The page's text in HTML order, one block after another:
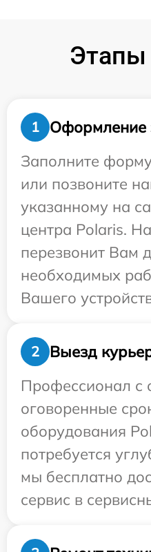
Этапы
1
Оформление
Заполните
или позвоните
указанному на
центра Polaris.
перезвонит Вам
необходимых
Вашего
2
Выезд
Профессионал с
оговоренные
оборудования
потребуется
мы бесплатно
сервис в